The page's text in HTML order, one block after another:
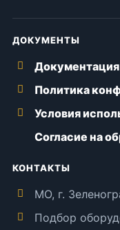
ДОКУМЕНТЫ
Документация
Политика
Условия
Согласие на
КОНТАКТЫ
МО, г.
Подбор